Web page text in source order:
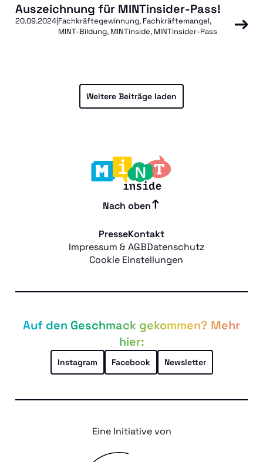
Auszeichnung für MINTinsider-Pass!
20.09.2024|Fachkräftegewinnung, Fachkräftemangel,
MINT-Bildung, MINTinside, MINTinsider-Pass
Weitere Beiträge laden
Nach oben
PresseKontakt
Impressum & AGBDatenschutz
Cookie Einstellungen
Auf den Geschmack gekommen? Mehr
hier:
Instagram Facebook Newsletter
Eine Initiative von